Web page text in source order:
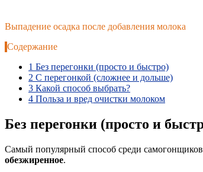
Выпадение осадка после добавления молока
Содержание
1 Без перегонки (просто и быстро)
2 С перегонкой (сложнее и дольше)
3 Какой способ выбрать?
4 Польза и вред очистки молоком
Без перегонки (просто и
Самый популярный способ среди
обезжиренное.